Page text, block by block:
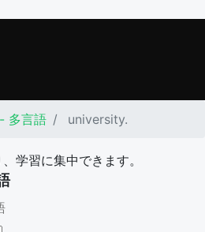
多言語 university.
学習に集中できます。